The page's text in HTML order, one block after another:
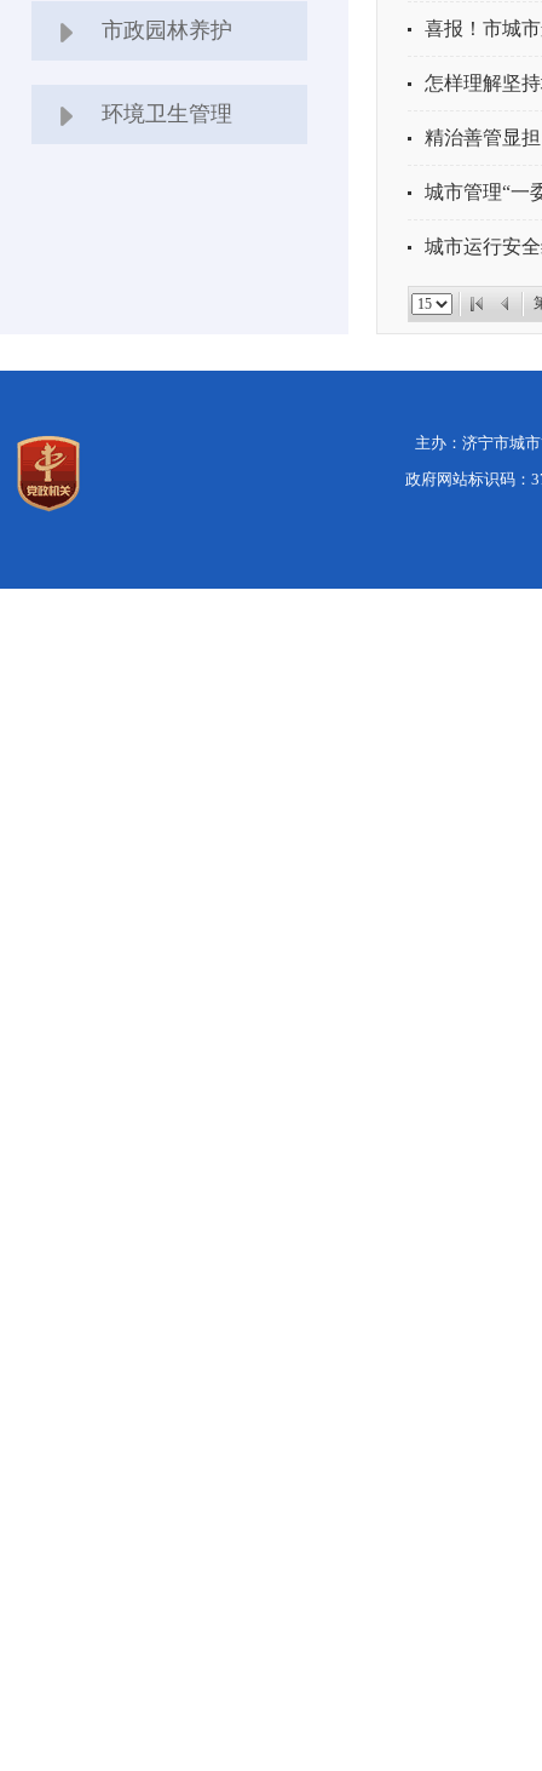
市政园林养护
环境卫生管理
喜报！市城
怎样理解坚
精治善管显
城市管理“一
城市运行安
主办：济宁市城
政府网站标识码：